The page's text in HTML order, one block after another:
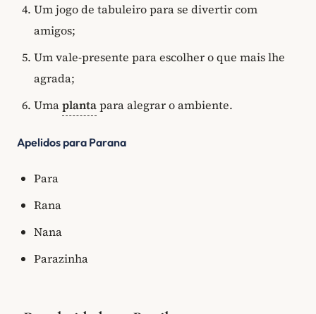
Um jogo de tabuleiro para se divertir com
amigos;
Um vale-presente para escolher o que mais lhe
agrada;
Umaplantapara alegrar o ambiente.
Apelidos para Parana
Para
Rana
Nana
Parazinha